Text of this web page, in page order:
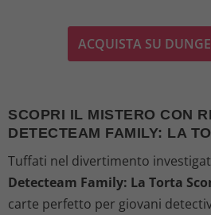
ACQUISTA SU
SCOPRI IL MISTERO CON
DETECTEAM FAMILY: LA
Tuffati nel divertimento
Detecteam Family: La Torta
carte perfetto per giovani